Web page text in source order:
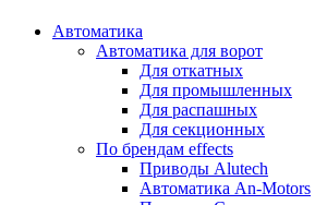
Автоматика
Автоматика для ворот
Для откатных
Для промышленных
Для распашных
Для секционных
По брендам effects
Приводы Alutech
Автоматика An-Motors